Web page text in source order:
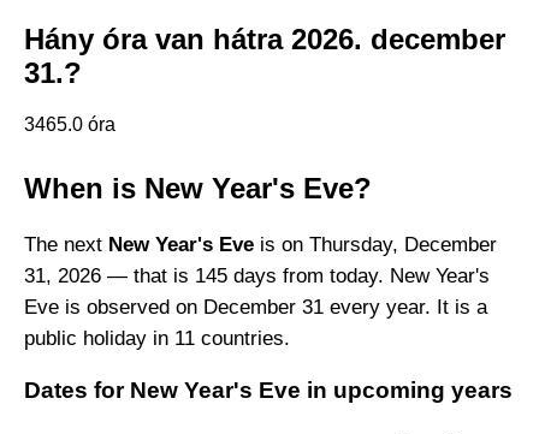
Hány óra van hátra 2026. december
31.?
3465.0 óra
When is New Year's Eve?
The next New Year's Eve is on Thursday, December
31, 2026 — that is 145 days from today. New Year's
Eve is observed on December 31 every year. It is a
public holiday in 11 countries.
Dates for New Year's Eve in upcoming years